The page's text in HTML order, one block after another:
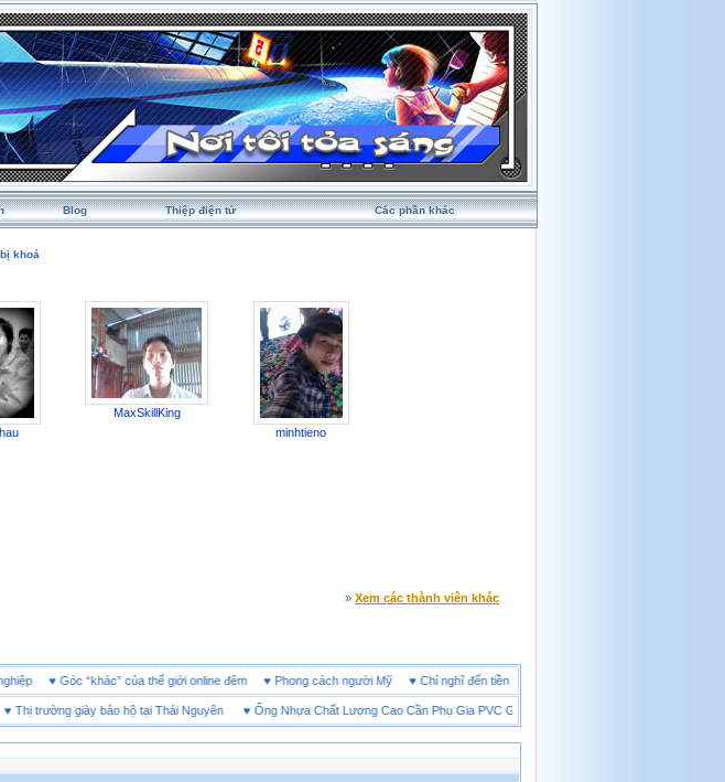
Blog Thiệp điện tử Các phần khác
khoá
MaxSkillKing
minhtieno
» Xem các thành viên khác
nghiệp ♥ Góc “khác” của thế giới online đêm ♥Phong cách người Mỹ ♥Chỉ nghĩ đến tiền cũng làm người ta ích kỷ
trường giày bảo hộ tại Thái Nguyên♥ Ống Nhựa Chất Lượng Cao Cần Phụ Gia PVC Gì?♥